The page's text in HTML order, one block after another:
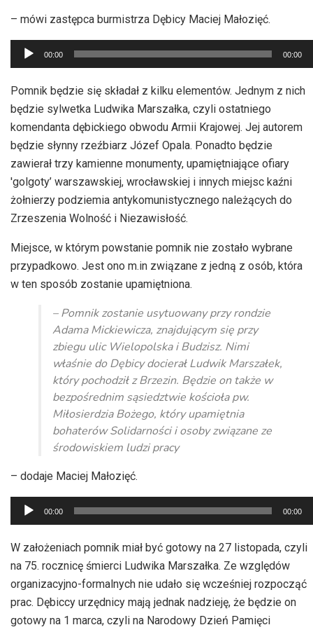
– mówi zastępca burmistrza Dębicy Maciej Małozięć.
Odtwarzacz
plików
dźwiękowych
00:00 00:00
Pomnik będzie się składał z kilku elementów. Jednym z nich
będzie sylwetka Ludwika Marszałka, czyli ostatniego
komendanta dębickiego obwodu Armii Krajowej. Jej autorem
będzie słynny rzeźbiarz Józef Opala. Ponadto będzie
zawierał trzy kamienne monumenty, upamiętniające ofiary
'golgoty’ warszawskiej, wrocławskiej i innych miejsc kaźni
żołnierzy podziemia antykomunistycznego należących do
Zrzeszenia Wolność i Niezawisłość.
Miejsce, w którym powstanie pomnik nie zostało wybrane
przypadkowo. Jest ono m.in związane z jedną z osób, która
w ten sposób zostanie upamiętniona.
– Pomnik zostanie usytuowany przy rondzie
Adama Mickiewicza, znajdującym się przy
zbiegu ulic Wielopolska i Budzisz. Nimi
właśnie do Dębicy docierał Ludwik Marszałek,
który pochodził z Brzezin. Będzie on także w
bezpośrednim sąsiedztwie kościoła pw.
Miłosierdzia Bożego, który upamiętnia
bohaterów Solidarności i osoby związane ze
środowiskiem ludzi pracy
– dodaje Maciej Małozięć.
Odtwarzacz
plików
dźwiękowych
00:00 00:00
W założeniach pomnik miał być gotowy na 27 listopada, czyli
na 75. rocznicę śmierci Ludwika Marszałka. Ze względów
organizacyjno-formalnych nie udało się wcześniej rozpocząć
prac. Dębiccy urzędnicy mają jednak nadzieję, że będzie on
gotowy na 1 marca, czyli na Narodowy Dzień Pamięci